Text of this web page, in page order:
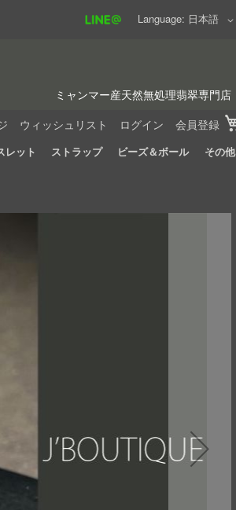
Language
日本語
ウィッシュリスト ログイン 会員登録
ミャンマー産天然無処理翡翠専門店
レット ストラップ ビーズ＆ボール その他